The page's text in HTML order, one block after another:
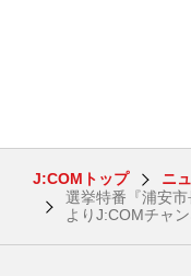
J:COMトップ
ニ
選挙特番『浦安
よりJ:COMチャ